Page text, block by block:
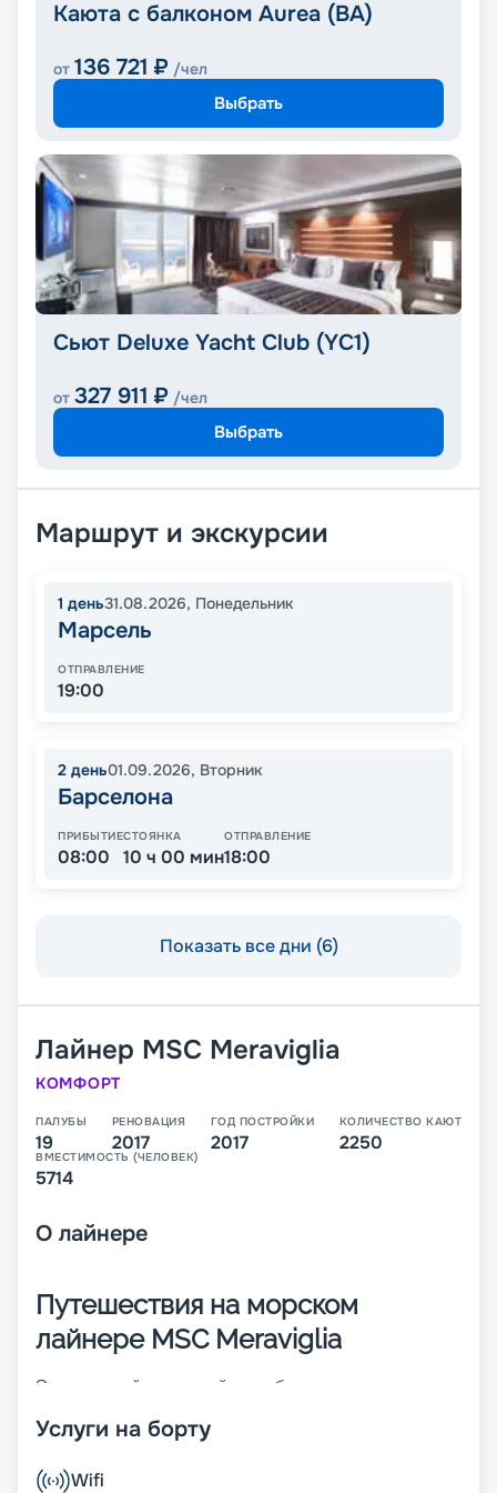
Каюта с балконом Aurea (BA)
от 136 721 ₽ /чел
Выбрать
Сьют Deluxe Yacht Club (YC1)
от 327 911 ₽ /чел
Выбрать
Маршрут и экскурсии
1 день31.08.2026, Понедельник
Марсель
ОТПРАВЛЕНИЕ
19:00
2 день01.09.2026, Вторник
Барселона
ПРИБЫТИЕ
08:00
СТОЯНКА
10 ч 00 мин
ОТПРАВЛЕНИЕ
18:00
Показать все дни (6)
Лайнер MSC Meraviglia
КОМФОРТ
ПАЛУБЫ
19
РЕНОВАЦИЯ
2017
ГОД ПОСТРОЙКИ
2017
КОЛИЧЕСТВО КАЮТ
2250
ВМЕСТИМОСТЬ (ЧЕЛОВЕК)
5714
О лайнере
Путешествия на морском
лайнере MSC Meraviglia
Это главный круизный корабль нового класса
на воду в 2017 году. При его создании большое
параметры судна:
Услуги на борту
Wifi